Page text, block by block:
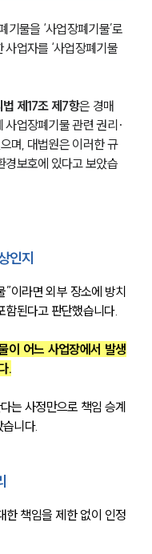
물을 ‘사업장폐기물’로
업자를 ‘사업장폐기물
제17조 제7항은 경매
업장폐기물 관련 권리·
며, 대법원은 이러한 규
경보호에 있다고 보았습
인지
이라면 외부 장소에 방치
함된다고 판단했습니다.
이 어느 사업장에서 발생
.
는 사정만으로 책임 승계
니다.
한 책임을 제한 없이 인정